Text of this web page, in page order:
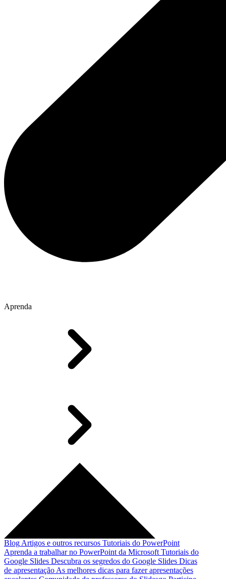
Aprenda
Blog Artigos e outros recursos Tutoriais do PowerPoint
Aprenda a trabalhar no PowerPoint da Microsoft Tutoriais do
Google Slides Descubra os segredos do Google Slides Dicas
de apresentação As melhores dicas para fazer apresentações